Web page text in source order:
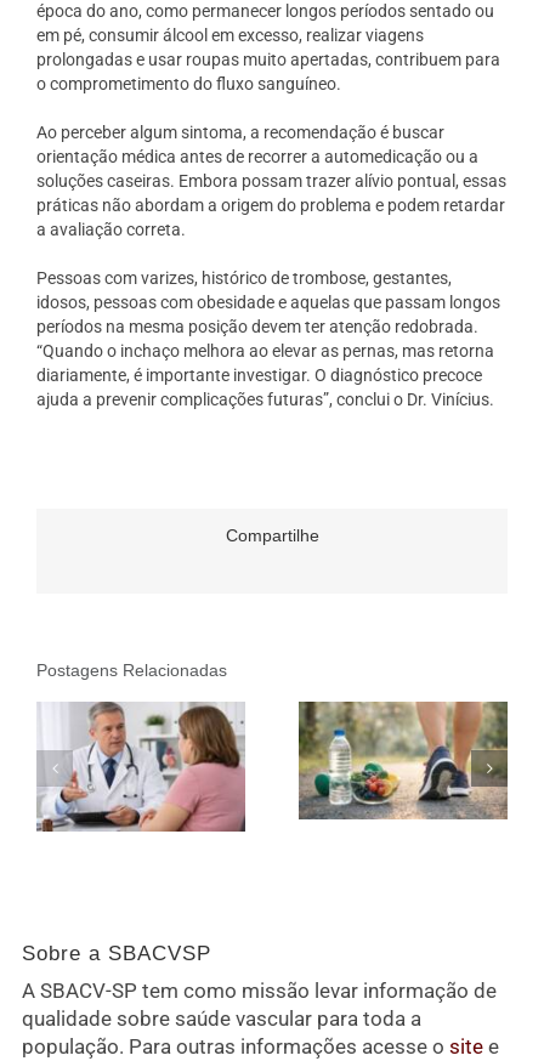
época do ano, como permanecer longos períodos sentado ou
em pé, consumir álcool em excesso, realizar viagens
prolongadas e usar roupas muito apertadas, contribuem para
o comprometimento do fluxo sanguíneo.
Ao perceber algum sintoma, a recomendação é buscar
orientação médica antes de recorrer a automedicação ou a
soluções caseiras. Embora possam trazer alívio pontual, essas
práticas não abordam a origem do problema e podem retardar
a avaliação correta.
Pessoas com varizes, histórico de trombose, gestantes,
idosos, pessoas com obesidade e aquelas que passam longos
períodos na mesma posição devem ter atenção redobrada.
“Quando o inchaço melhora ao elevar as pernas, mas retorna
diariamente, é importante investigar. O diagnóstico precoce
ajuda a prevenir complicações futuras”, conclui o Dr. Vinícius.
Compartilhe
Postagens Relacionadas
Sobre a SBACVSP
A SBACV-SP tem como missão levar informação de
qualidade sobre saúde vascular para toda a
população. Para outras informações acesse o sitee